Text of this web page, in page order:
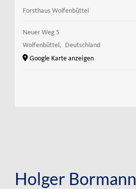
Forsthaus Wolfenbüttel
Neuer Weg 5
Wolfenbüttel, Deutschland
Google Karte anzeigen
Holger Bormann